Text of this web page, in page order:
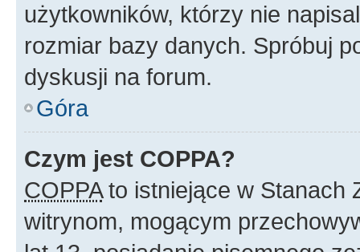
użytkowników, którzy nie
rozmiar bazy danych. Spróbuj
dyskusji na forum.
Góra
Czym jest COPPA?
COPPAto istniejące w Stanach
witrynom, mogącym